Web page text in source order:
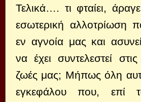
Τελικά…. τι φταίει,
εσωτερική αλλοτρίωση
εν αγνοία μας και
να έχει συντελεστεί
ζωές μας; Μήπως όλη
εγκεφάλου που, επί